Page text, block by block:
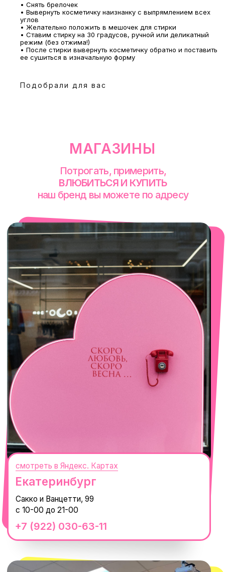
• Снять брелочек
• Вывернуть косметичку наизнанку с выпрямлением всех
углов
• Желательно положить в мешочек для стирки
• Ставим стирку на 30 градусов, ручной или деликатный
режим (без отжима!)
• После стирки вывернуть косметичку обратно и поставить
ее сушиться в изначальную форму
Подобрали для вас
Екатеринбург
Сакко и Ванцетти, 99
+7 (922) 030-63-11
смотреть в Яндекс. Картах
Сочи
Село Эстосадок, ТРЦ Горки Молл,
Горная Карусель, 3
+7 (919) 374-04-04
с 10-00 до 22-00
смотреть в Яндекс. Картах